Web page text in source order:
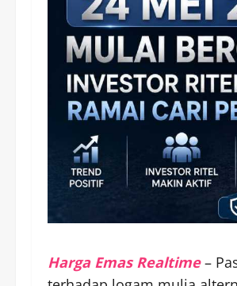
Harga Emas Realtime–